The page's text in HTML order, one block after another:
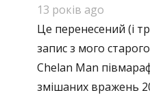
13 років ago
Це перенесений (і
запис з мого
Chelan Man
змішаних вражень